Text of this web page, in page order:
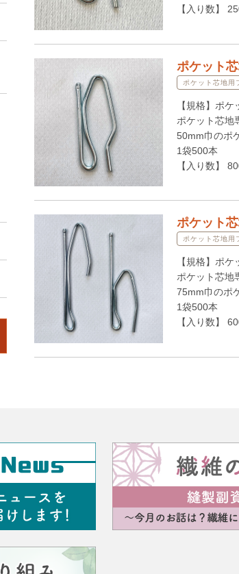
【入り数】
ポケット
ポケット芯地用
【規格】ポ
ポケット芯地
50mm巾のポ
1袋500本
【入り数】
ポケット
ポケット芯地用
【規格】ポ
ポケット芯地
75mm巾のポ
1袋500本
【入り数】